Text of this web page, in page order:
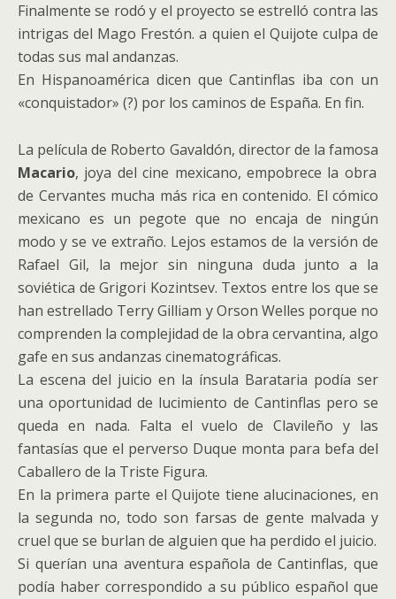
Finalmente se rodó y el proyecto se estrelló contra las
intrigas del Mago Frestón. a quien el Quijote culpa de
todas sus mal andanzas.
En Hispanoamérica dicen que Cantinflas iba con un
«conquistador» (?) por los caminos de España. En fin.
La película de Roberto Gavaldón, director de la famosa
Macario, joya del cine mexicano, empobrece la obra
de Cervantes mucha más rica en contenido. El cómico
mexicano es un pegote que no encaja de ningún
modo y se ve extraño. Lejos estamos de la versión de
Rafael Gil, la mejor sin ninguna duda junto a la
soviética de Grigori Kozintsev. Textos entre los que se
han estrellado Terry Gilliam y Orson Welles porque no
comprenden la complejidad de la obra cervantina, algo
gafe en sus andanzas cinematográficas.
La escena del juicio en la ínsula Barataria podía ser
una oportunidad de lucimiento de Cantinflas pero se
queda en nada. Falta el vuelo de Clavileño y las
fantasías que el perverso Duque monta para befa del
Caballero de la Triste Figura.
En la primera parte el Quijote tiene alucinaciones, en
la segunda no, todo son farsas de gente malvada y
cruel que se burlan de alguien que ha perdido el juicio.
Si querían una aventura española de Cantinflas, que
podía haber correspondido a su público español que